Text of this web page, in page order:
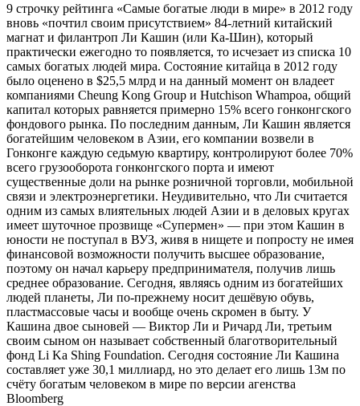
9 строчку рейтинга «Самые богатые люди в мире» в 2012 году
вновь «почтил своим присутствием» 84-летний китайский
магнат и филантроп Ли Кашин (или Ка-Шин), который
практически ежегодно то появляется, то исчезает из списка 10
самых богатых людей мира. Состояние китайца в 2012 году
было оценено в $25,5 млрд и на данный момент он владеет
компаниями Cheung Kong Group и Hutchison Whampoa, общий
капитал которых равняется примерно 15% всего гонконгского
фондового рынка. По последним данным, Ли Кашин является
богатейшим человеком в Азии, его компании возвели в
Гонконге каждую седьмую квартиру, контролируют более 70%
всего грузооборота гонконгского порта и имеют
существенные доли на рынке розничной торговли, мобильной
связи и электроэнергетики. Неудивительно, что Ли считается
одним из самых влиятельных людей Азии и в деловых кругах
имеет шуточное прозвище «Супермен» — при этом Кашин в
юности не поступал в ВУЗ, живя в нищете и попросту не имея
финансовой возможности получить высшее образование,
поэтому он начал карьеру предпринимателя, получив лишь
среднее образование. Сегодня, являясь одним из богатейших
людей планеты, Ли по-прежнему носит дешёвую обувь,
пластмассовые часы и вообще очень скромен в быту. У
Кашина двое сыновей — Виктор Ли и Ричард Ли, третьим
своим сыном он называет собственный благотворительный
фонд Li Ka Shing Foundation. Сегодня состояние Ли Кашина
составляет уже 30,1 миллиард, но это делает его лишь 13м по
счёту богатым человеком в мире по версии агенства
Bloomberg